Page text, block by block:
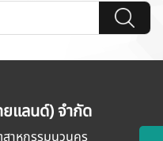
แลนด์) จำกัด
าหกรรมนวนคร